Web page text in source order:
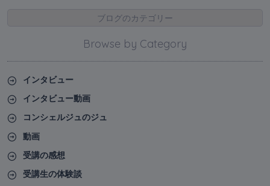
ブログのカテゴリー
Browse by Category
インタビュー
インタビュー動画
コンシェルジュのジュ
動画
受講の感想
受講生の体験談